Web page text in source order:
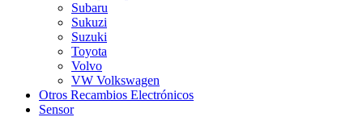
Subaru
Sukuzi
Suzuki
Toyota
Volvo
VW Volkswagen
Otros Recambios Electrónicos
Sensor